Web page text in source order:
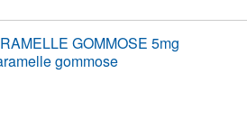
GOMMOSE 5mg
gommose